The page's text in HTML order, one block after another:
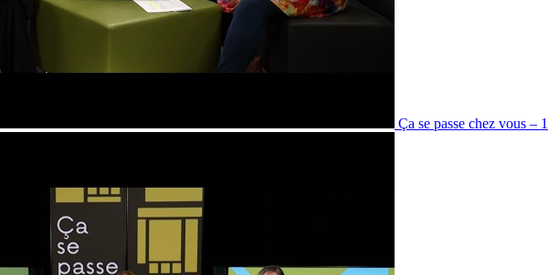
Ça se passe chez vous –